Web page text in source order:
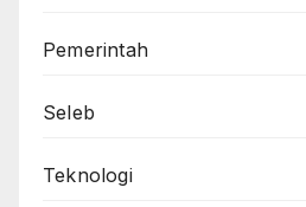
Pemerintah
Seleb
Teknologi